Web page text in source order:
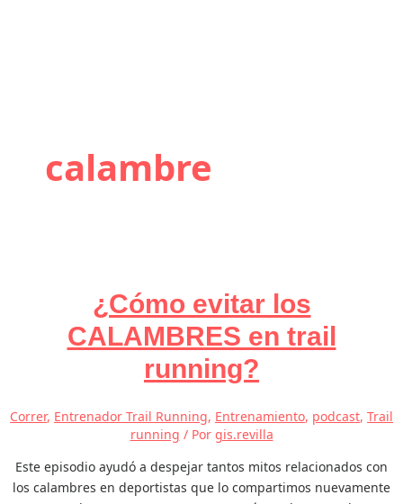
calambre
¿Cómo evitar los
CALAMBRES en trail
running?
Correr, Entrenador Trail Running, Entrenamiento, podcast, Trail
running / Por gis.revilla
Este episodio ayudó a despejar tantos mitos relacionados con
los calambres en deportistas que lo compartimos nuevamente